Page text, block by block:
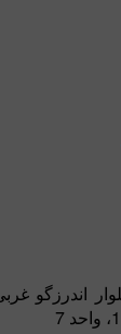
اندرزگو